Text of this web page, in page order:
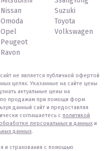
Nissan
Omoda
Opel
Peugeot
Ravon
Suzuki
Toyota
Volkswagen
не является публичной офертой
целях. Указанные на сайте цены
актуальные цены на
по продажам при помощи форм
данный сайт и предоставляя
соглашаетесь с политикой
персональных и данных и
данных.
и страхования с помощью